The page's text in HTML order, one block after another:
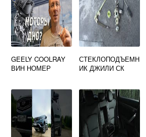
GEELY COOLRAY
ВИН НОМЕР
СТЕКЛОПОДЪЕМН
ИК ДЖИЛИ СК